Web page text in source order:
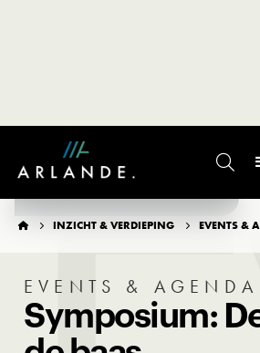

  INZICHT & VERDIEPING  EVENTS &
EVENTS & AGENDA
Symposium: